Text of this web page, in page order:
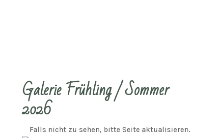
Galerie Frühling / Sommer
2026
Falls nicht zu sehen, bitte Seite aktualisieren.